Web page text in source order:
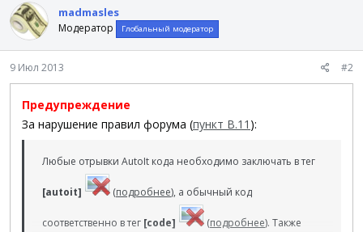
madmasles
Модератор Глобальный модератор
9 Июл 2013 #2
Предупреждение
За нарушение правил форума (пункт В.11 ):
Любые отрывки AutoIt кода необходимо заключать в тег
[autoit] (подробнее), а обычный код
соответственно в тег [code] (подробнее). Также